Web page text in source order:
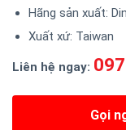
Hãng sản xuất:
Xuất xứ: Taiwan
Liên hệ ngay:
Gọi